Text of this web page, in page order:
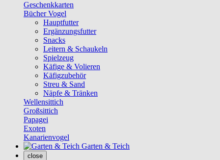
Geschenkkarten
Bücher Vogel
Hauptfutter
Ergänzungsfutter
Snacks
Leitern & Schaukeln
Spielzeug
Käfige & Volieren
Käfigzubehör
Streu & Sand
Näpfe & Tränken
Wellensittich
Großsittich
Papagei
Exoten
Kanarienvogel
Garten & Teich
close